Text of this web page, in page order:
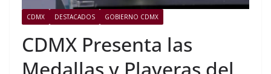
CDMX DESTACADOS GOBIERNO CDMX
CDMX Presenta las